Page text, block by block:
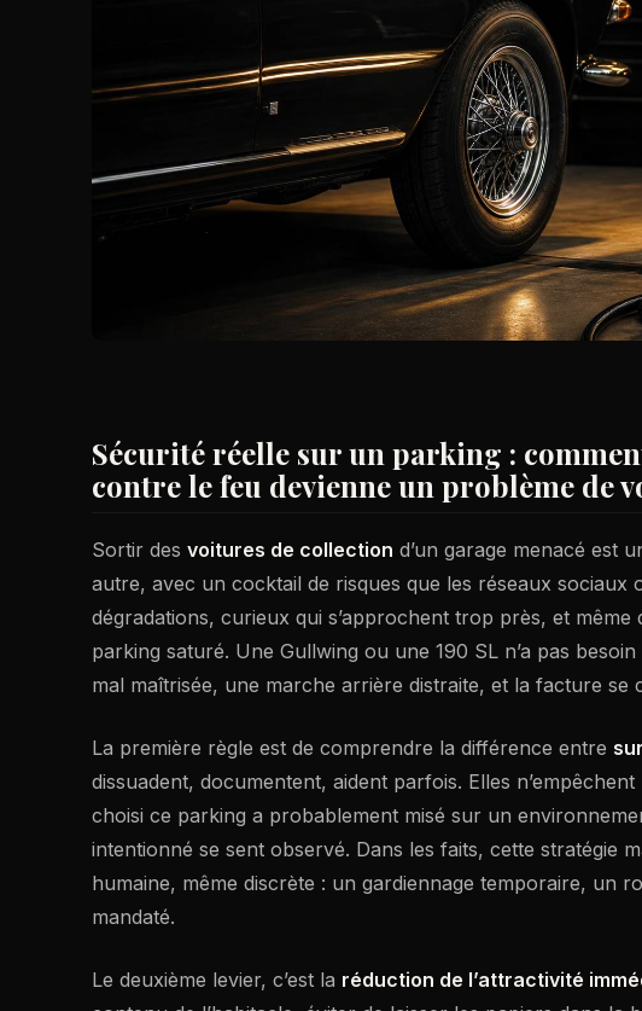
Sécurité réelle sur un parking :
contre le feu devienne un problème de
Sortir des voitures de collection d’un garage menacé est
autre, avec un cocktail de risques que les réseaux
dégradations, curieux qui s’approchent trop près, et même
parking saturé. Une Gullwing ou une 190 SL n’a pas
mal maîtrisée, une marche arrière distraite, et la facture se
La première règle est de comprendre la différence entre
dissuadent, documentent, aident parfois. Elles
choisi ce parking a probablement misé sur un
intentionné se sent observé. Dans les faits, cette stratégie
humaine, même discrète : un gardiennage temporaire, un
mandaté.
Le deuxième levier, c’est la réduction de l’attractivité